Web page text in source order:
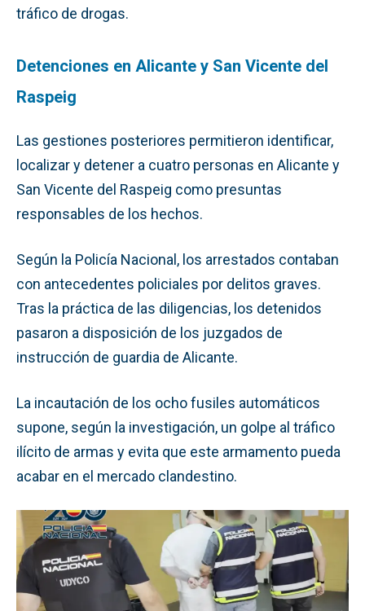
tráfico de drogas.
Detenciones en Alicante y San Vicente del
Raspeig
Las gestiones posteriores permitieron identificar,
localizar y detener a cuatro personas en Alicante y
San Vicente del Raspeig como presuntas
responsables de los hechos.
Según la Policía Nacional, los arrestados contaban
con antecedentes policiales por delitos graves.
Tras la práctica de las diligencias, los detenidos
pasaron a disposición de los juzgados de
instrucción de guardia de Alicante.
La incautación de los ocho fusiles automáticos
supone, según la investigación, un golpe al tráfico
ilícito de armas y evita que este armamento pueda
acabar en el mercado clandestino.